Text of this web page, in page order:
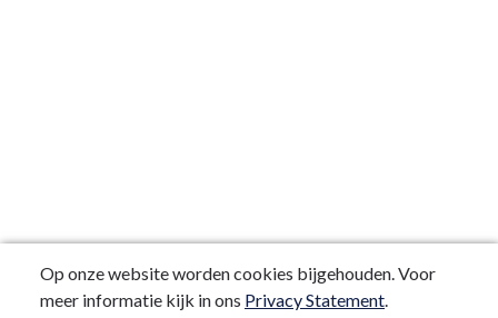
Op onze website worden cookies bijgehouden. Voor
meer informatie kijk in ons Privacy Statement.